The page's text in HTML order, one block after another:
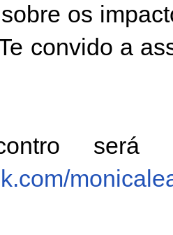
os
convido a
será